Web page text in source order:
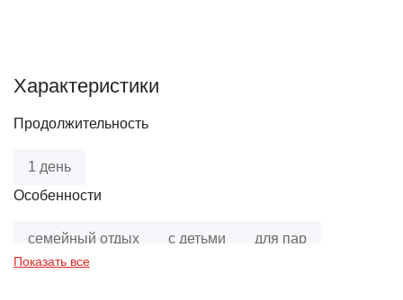
Характеристики
Продолжительность
1 день
Особенности
семейный отдых с детьми для пар
Показать все